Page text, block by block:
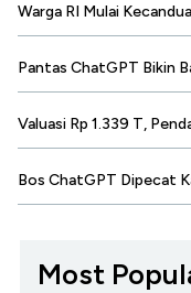
Warga RI Mulai
Pantas ChatGPT Bikin
Valuasi Rp 1.339 T,
Bos ChatGPT Dipecat
Most